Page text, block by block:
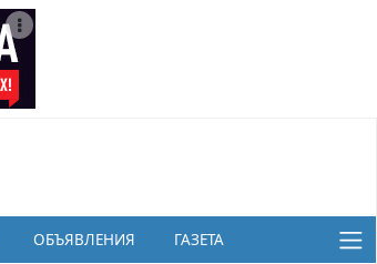
ОБЪЯВЛЕНИЯ ГАЗЕТА